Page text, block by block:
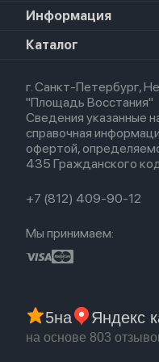
iPad Pro 11 M5 (2025)
Apple Watch Series 8
Apple Watch SE 2022
Airpods Pro
Airpods 3
Airpods (1-е)
EarPods
Apple TV
HomePod 2
Для iPhone
Для Macbook
Информация
О магазине
Политика
Оплата и доставка
Партнерская
Гарантия
Обмен и возврат
Бонусы
Каталог
Новые поступления
Популярное
Акции
г. Санкт-Петербург,
"Площадь Восстания"
Сведения указанные
справочная
офертой,
435 Гражданского
+7 (812) 409-90-12
Мы принимаем:
5на Яндекс
на основе 803